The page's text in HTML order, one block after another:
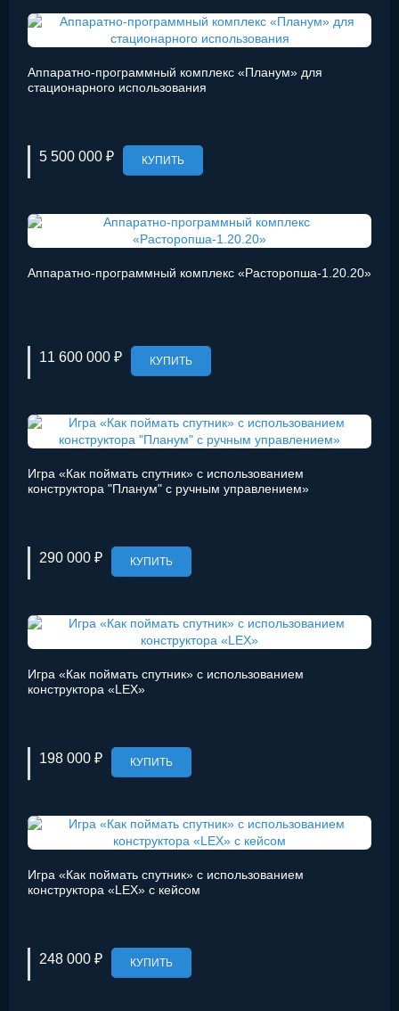
Аппаратно-программный комплекс «Планум» для
стационарного использования
5 500 000 ₽ КУПИТЬ
Аппаратно-программный комплекс «Расторопша-1.20.20»
11 600 000 ₽ КУПИТЬ
Игра «Как поймать спутник» с использованием
конструктора "Планум" с ручным управлением»
290 000 ₽ КУПИТЬ
Игра «Как поймать спутник» с использованием
конструктора «LEX»
198 000 ₽ КУПИТЬ
Игра «Как поймать спутник» с использованием
конструктора «LEX» с кейсом
248 000 ₽ КУПИТЬ